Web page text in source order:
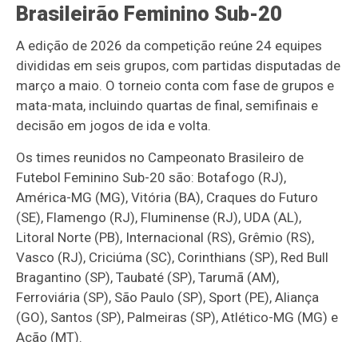
Brasileirão Feminino Sub-20
A edição de 2026 da competição reúne 24 equipes
divididas em seis grupos, com partidas disputadas de
março a maio. O torneio conta com fase de grupos e
mata-mata, incluindo quartas de final, semifinais e
decisão em jogos de ida e volta.
Os times reunidos no Campeonato Brasileiro de
Futebol Feminino Sub-20 são: Botafogo (RJ),
América-MG (MG), Vitória (BA), Craques do Futuro
(SE), Flamengo (RJ), Fluminense (RJ), UDA (AL),
Litoral Norte (PB), Internacional (RS), Grêmio (RS),
Vasco (RJ), Criciúma (SC), Corinthians (SP), Red Bull
Bragantino (SP), Taubaté (SP), Tarumã (AM),
Ferroviária (SP), São Paulo (SP), Sport (PE), Aliança
(GO), Santos (SP), Palmeiras (SP), Atlético-MG (MG) e
Ação (MT).